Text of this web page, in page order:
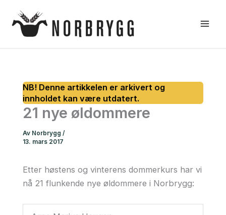
rett
21 nye øldommere
Av Norbrygg /
13. mars 2017
Etter høstens og vinterens dommerkurs har vi
nå 21 flunkende nye øldommere i Norbrygg: